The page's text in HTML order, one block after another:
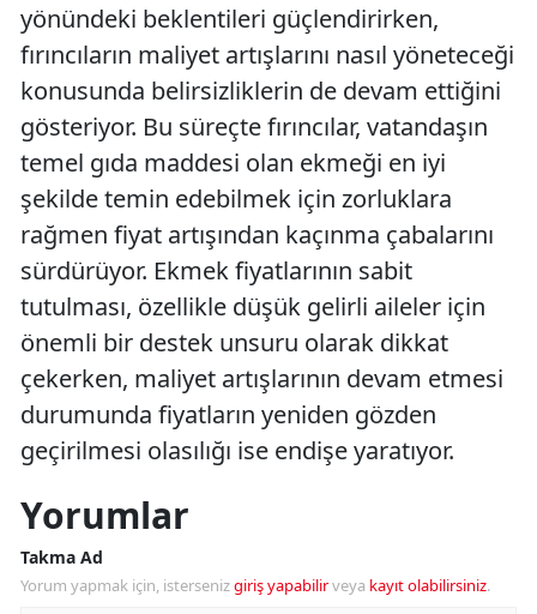
yönündeki beklentileri güçlendirirken,
fırıncıların maliyet artışlarını nasıl yöneteceği
konusunda belirsizliklerin de devam ettiğini
gösteriyor. Bu süreçte fırıncılar, vatandaşın
temel gıda maddesi olan ekmeği en iyi
şekilde temin edebilmek için zorluklara
rağmen fiyat artışından kaçınma çabalarını
sürdürüyor. Ekmek fiyatlarının sabit
tutulması, özellikle düşük gelirli aileler için
önemli bir destek unsuru olarak dikkat
çekerken, maliyet artışlarının devam etmesi
durumunda fiyatların yeniden gözden
geçirilmesi olasılığı ise endişe yaratıyor.
Yorumlar
Takma Ad
Yorum yapmak için, istersenizgiriş yapabilirveya kayıt olabilirsiniz.